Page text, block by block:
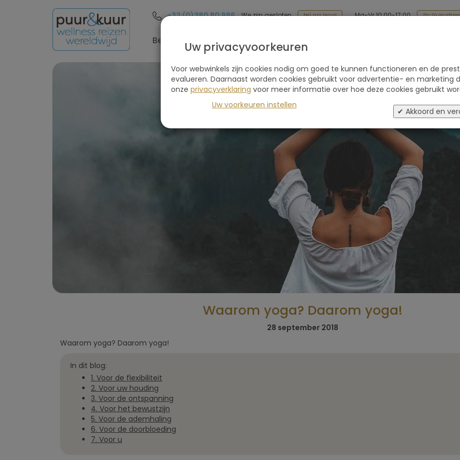
+32 (0)380 80 986 We zijn gesloten bel mij terug Ma-Vr 10:00-17:00 Za-Zo op
Bestemmingen Soort reis
Waarom yoga? Daarom yoga!
28 september 2018
Waarom yoga? Daarom yoga!
In dit blog:
1. Voor de flexibiliteit
2. Voor uw houding
3. Voor de ontspanning
4. Voor het bewustzijn
5. Voor de ademhaling
6. Voor de doorbloeding
7. Voor u
Uw privacyvoorkeuren
Voor webwinkels zijn cookies nodig om goed te kunnen functioneren en de
evalueren. Daarnaast worden cookies gebruikt voor advertentie- en marketing
onze privacyverklaring voor meer informatie over hoe deze cookies gebruikt
Uw voorkeuren instellen
✔ Akkoord en